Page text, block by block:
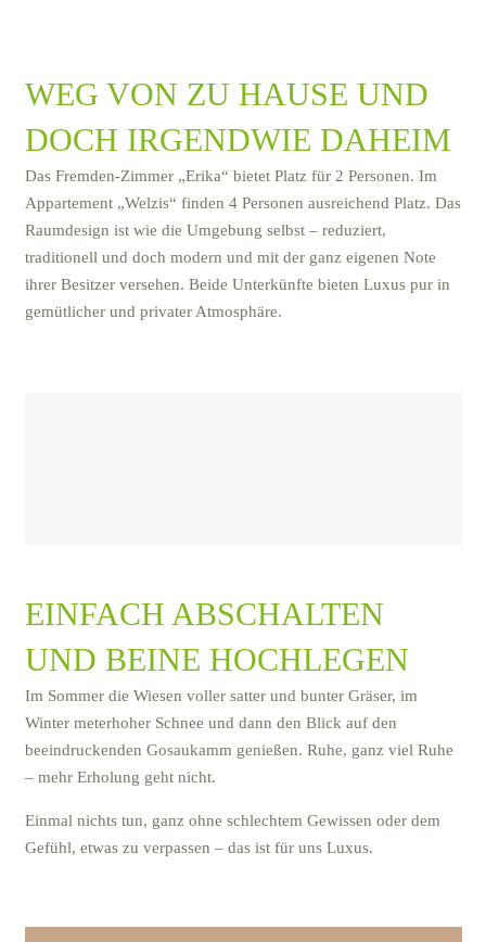
WEG VON ZU HAUSE UND
DOCH IRGENDWIE DAHEIM
Das Fremden-Zimmer „Erika“ bietet Platz für 2 Personen. Im
Appartement „Welzis“ finden 4 Personen ausreichend Platz. Das
Raumdesign ist wie die Umgebung selbst – reduziert,
traditionell und doch modern und mit der ganz eigenen Note
ihrer Besitzer versehen. Beide Unterkünfte bieten Luxus pur in
gemütlicher und privater Atmosphäre.
EINFACH ABSCHALTEN
UND BEINE HOCHLEGEN
Im Sommer die Wiesen voller satter und bunter Gräser, im
Winter meterhoher Schnee und dann den Blick auf den
beeindruckenden Gosaukamm genießen. Ruhe, ganz viel Ruhe
– mehr Erholung geht nicht.
Einmal nichts tun, ganz ohne schlechtem Gewissen oder dem
Gefühl, etwas zu verpassen – das ist für uns Luxus.